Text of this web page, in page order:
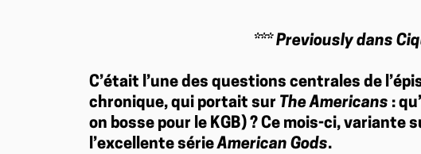
*** Previously dans
C’était l’une des questions centrales de
chronique, qui portait sur The Americans :
on bosse pour le KGB) ? Ce mois-ci, variante
l’excellente sérieAmerican Gods.